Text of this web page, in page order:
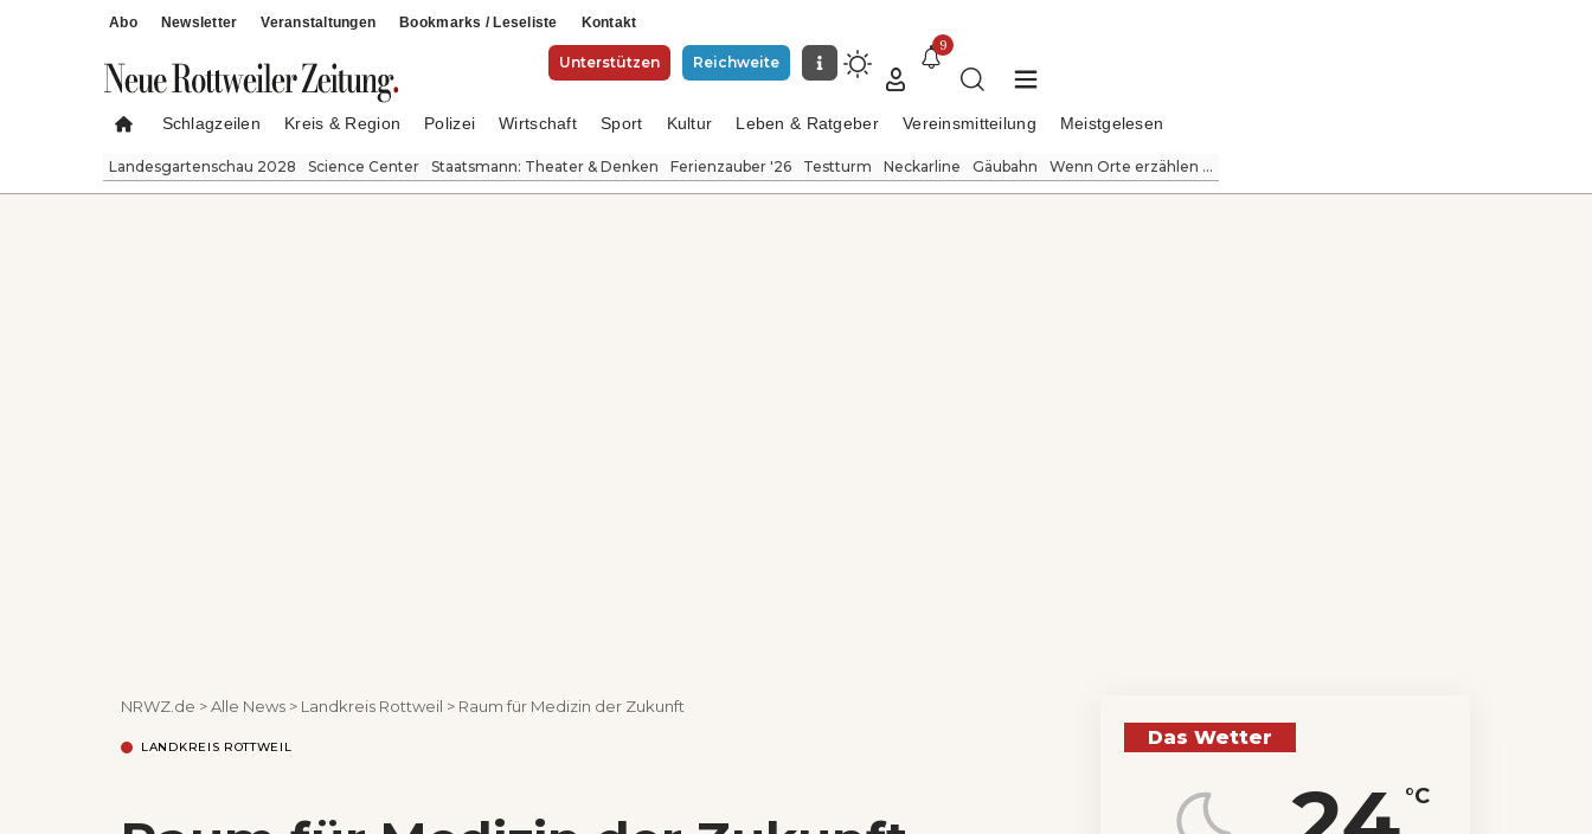
Abo Newsletter Veranstaltungen Bookmarks / Leseliste Kontakt
Unterstützen Reichweite
9
Schlagzeilen Kreis & Region Polizei Wirtschaft Sport Kultur Leben & Ratgeber Vereinsmitteilung Meistgelesen
Landesgartenschau 2028 Science Center Staatsmann: Theater & Denken Ferienzauber '26 Testturm Neckarline Gäubahn Wenn Orte erzählen ...
NRWZ.de >Alle News > Landkreis Rottweil > Raum für Medizin der Zukunft
LANDKREIS ROTTWEIL Das Wetter
°C